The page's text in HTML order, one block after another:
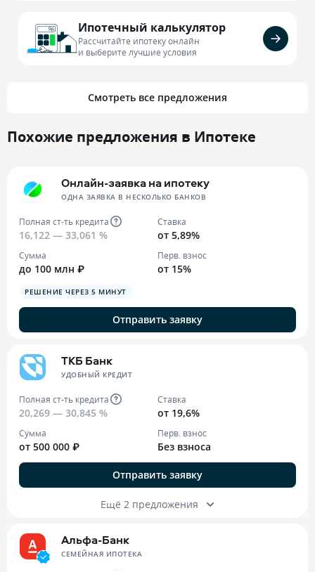
Ипотечный калькулятор
Рассчитайте ипотеку онлайн
и выберите лучшие условия
Смотреть все предложения
Похожие предложения в Ипотеке
Онлайн-заявка на ипотеку
ОДНА ЗАЯВКА В НЕСКОЛЬКО БАНКОВ
Полная ст-ть кредита
16,122 — 33,061 %
Ставка
от 5,89%
Сумма
до 100 млн ₽
Перв. взнос
от 15%
РЕШЕНИЕ ЧЕРЕЗ 5 МИНУТ
Отправить заявку
ТКБ Банк
УДОБНЫЙ КРЕДИТ
Полная ст-ть кредита
20,269 — 30,845 %
Ставка
от 19,6%
Сумма
от 500 000 ₽
Перв. взнос
Без взноса
Отправить заявку
Ещё 2 предложения
Альфа-Банк
СЕМЕЙНАЯ ИПОТЕКА